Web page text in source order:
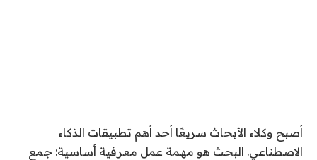
أصبح وكلاء الأبحاث سريعًا أحد أهم تطبيقات الذكاء
الاصطناعي. البحث هو مهمة عمل معرفية أساسية: جمع